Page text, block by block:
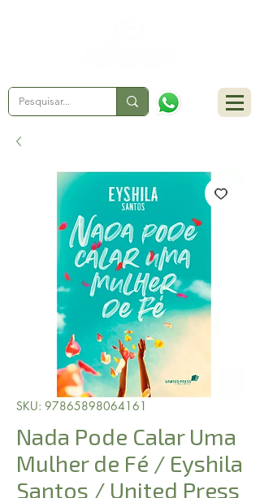
SKU: 97865898064161
Nada Pode Calar Uma
Mulher de Fé / Eyshila
Santos / United Press